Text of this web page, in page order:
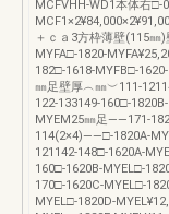
MCFVHH-WD1本体右□-
＋ｃａ3方枠薄壁(115㎜
MYFA□-1820-
182□-1618-MYFB□-
㎜足壁厚︵㎜︶111-
122-133149-160□-
MYEM25㎜足――171-
114(2×4)――□-1820A-
121142-148□-1620A-
160□-1620B-MYEL□-
170□-1620C-MYEL□-
MYEL□-1820D-